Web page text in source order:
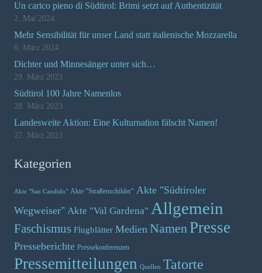
Un carico pieno di Südtirol: Brimi setzt auf Authentizität
2. Mai 2024
Mehr Sensibilität für unser Land statt italienische Mozzarella
6. März 2024
Dichter und Minnesänger unter sich…
29. März 2023
Südtirol 100 Jahre Namenlos
28. März 2023
Landesweite Aktion: Eine Kulturnation fälscht Namen!
27. März 2023
Kategorien
Akte "San Candido" Akte "Straßenschilder" Akte "Südtiroler
Wegweiser" Akte "Val Gardena" Allgemein
Faschismus Flugblätter Medien Namen Presse
Presseberichte Pressekonferenzen
Pressemitteilungen Quellen Tatorte